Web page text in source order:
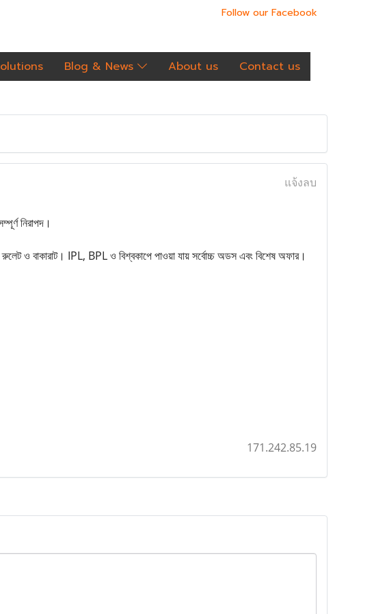
Follow our Facebook
Blog & News About us Contact us
แจ้งลบ
নিরাপদ।
ও বাকারাট। IPL, BPL ও বিশ্বকাপে পাওয়া যায় সর্বোচ্চ অডস এবং বিশেষ অফার।
171.242.85.19